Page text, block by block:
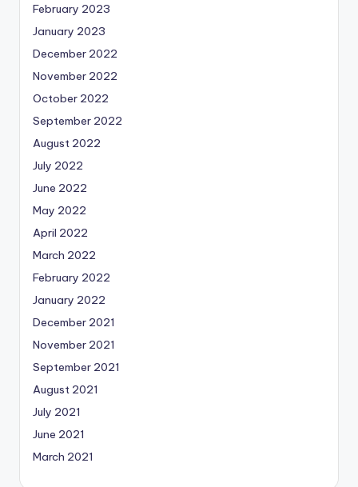
February 2023
January 2023
December 2022
November 2022
October 2022
September 2022
August 2022
July 2022
June 2022
May 2022
April 2022
March 2022
February 2022
January 2022
December 2021
November 2021
September 2021
August 2021
July 2021
June 2021
March 2021